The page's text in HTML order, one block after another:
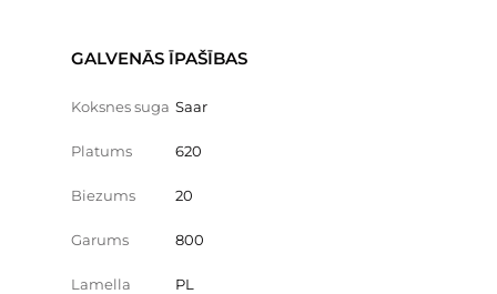
GALVENĀS ĪPAŠĪBAS
Koksnes suga Saar
Platums 620
Biezums 20
Garums 800
Lamella PL